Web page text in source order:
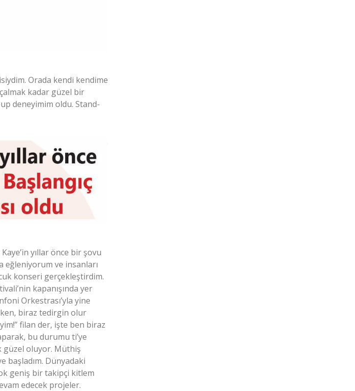
Orada kendi kendime
kadar güzel bir
deneyimim oldu. Stand-
yıllar önce bir şovu
eğleniyorum ve insanları
konseri gerçekleştirdim.
kapanışında yer
Orkestrası’yla yine
biraz tedirgin olur
filan der, işte ben biraz
bu durumu ti’ye
güzel oluyor. Müthiş
başladım. Dünyadaki
geniş bir takipçi kitlem
edecek projeler.